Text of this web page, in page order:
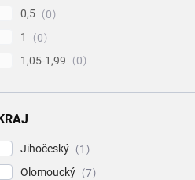
0,5
0
1
0
1,05-1,99
0
KRAJ
Jihočeský
1
Olomoucký
7